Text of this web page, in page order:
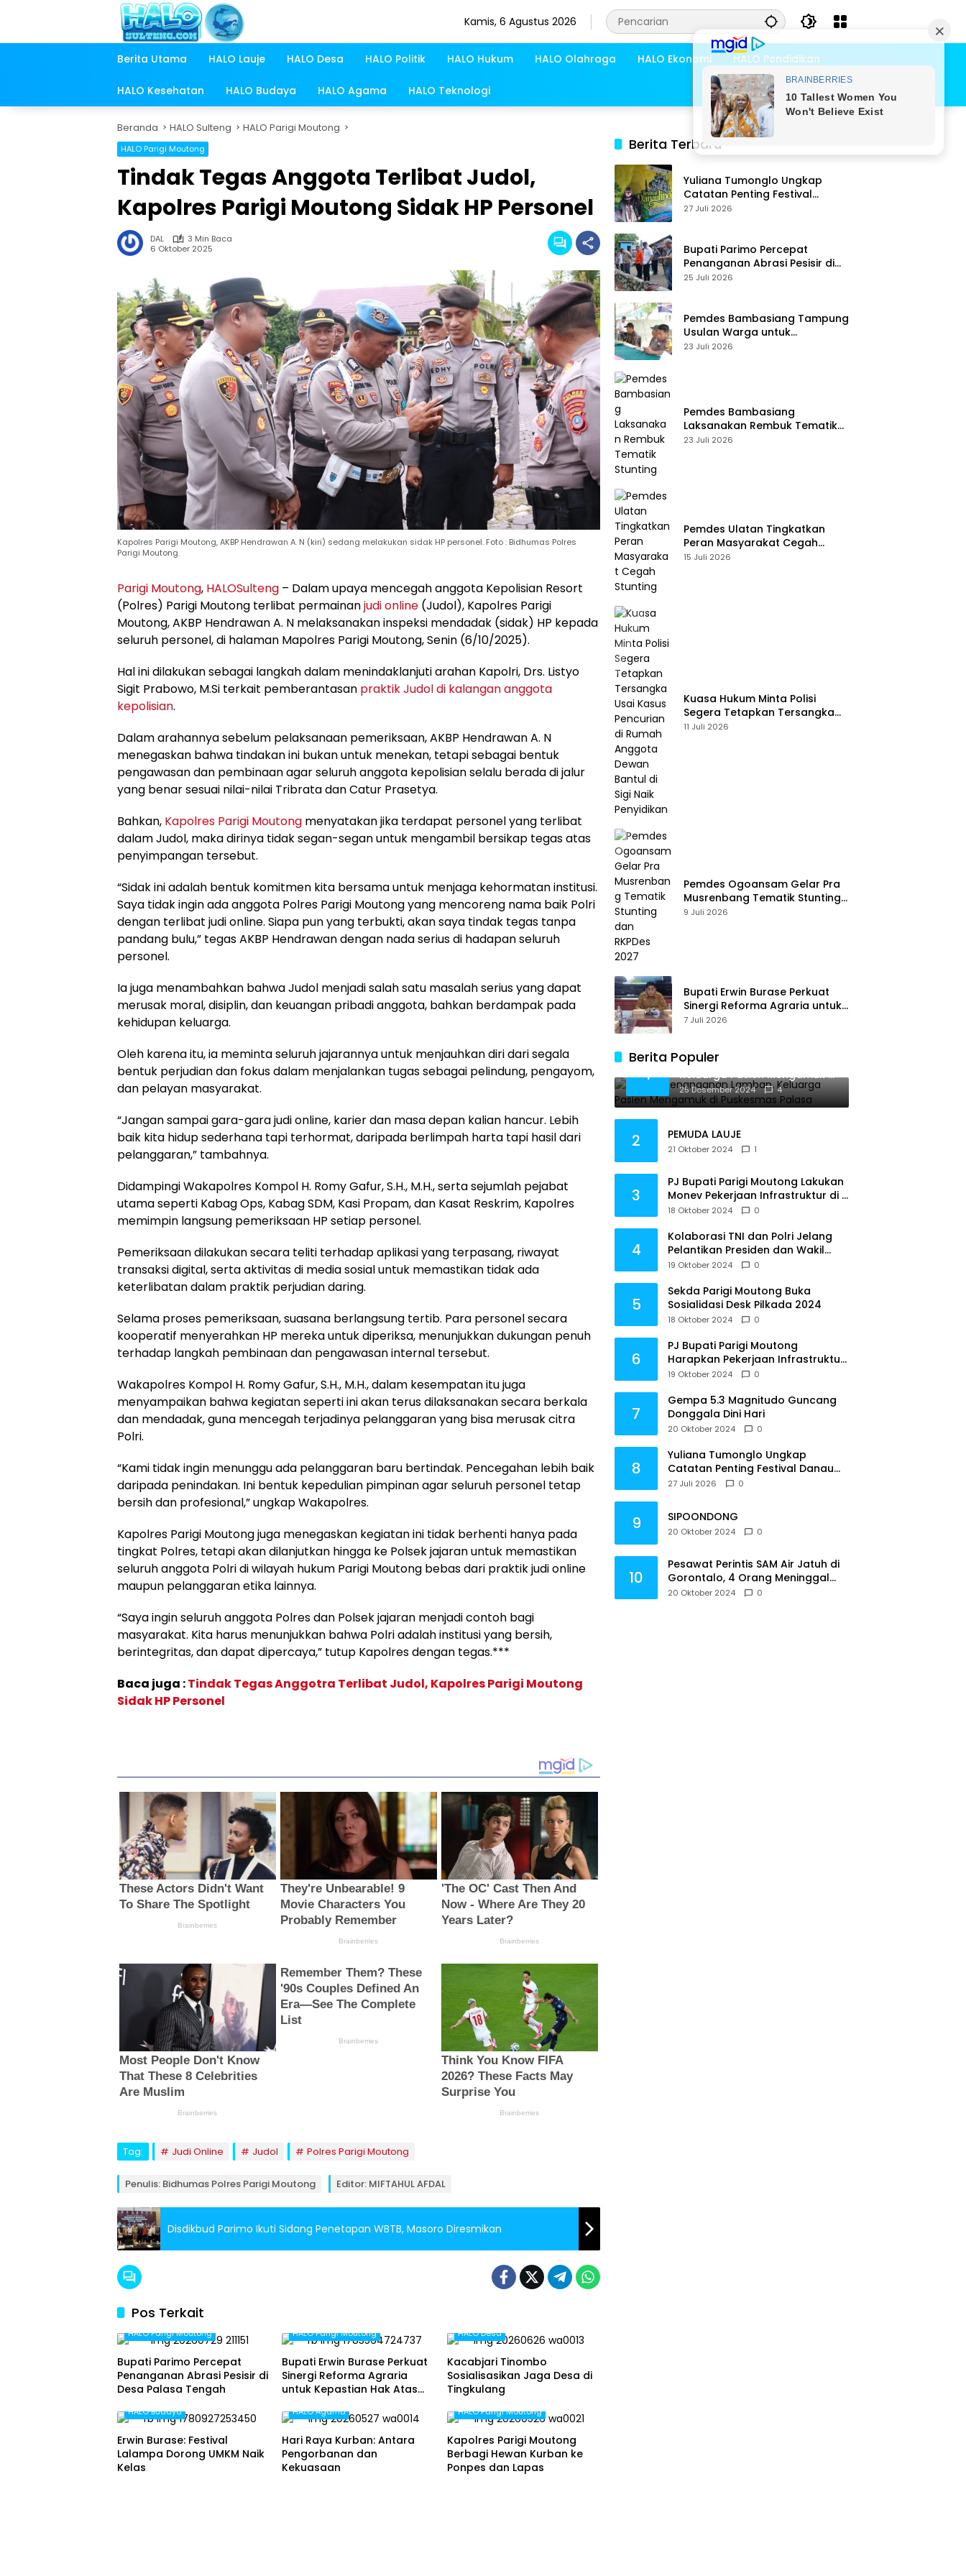
Kamis, 6 Agustus 2026
Berita Utama HALO Lauje HALO Desa HALO Politik HALO Hukum HALO Olahraga HALO Ekonomi HALO Pendidikan
HALO Kesehatan HALO Budaya HALO Agama HALO Teknologi
Beranda HALO Sulteng HALO Parigi Moutong
HALO Parigi Moutong
Tindak Tegas Anggota Terlibat Judol,
Kapolres Parigi Moutong Sidak HP Personel
DAL
3 Min Baca
6 Oktober 2025
Kapolres Parigi Moutong, AKBP Hendrawan A. N (kiri) sedang melakukan sidak HP personel. Foto : Bidhumas Polres
Parigi Moutong.
Parigi Moutong, HALOSulteng – Dalam upaya mencegah anggota Kepolisian Resort
(Polres) Parigi Moutong terlibat permainanjudi online (Judol), Kapolres Parigi
Moutong, AKBP Hendrawan A. N melaksanakan inspeksi mendadak (sidak) HP kepada
seluruh personel, di halaman Mapolres Parigi Moutong, Senin (6/10/2025).
Hal ini dilakukan sebagai langkah dalam menindaklanjuti arahan Kapolri, Drs. Listyo
Sigit Prabowo, M.Si terkait pemberantasan praktik Judol di kalangan anggota
kepolisian.
Dalam arahannya sebelum pelaksanaan pemeriksaan, AKBP Hendrawan A. N
menegaskan bahwa tindakan ini bukan untuk menekan, tetapi sebagai bentuk
pengawasan dan pembinaan agar seluruh anggota kepolisian selalu berada di jalur
yang benar sesuai nilai-nilai Tribrata dan Catur Prasetya.
Bahkan, Kapolres Parigi Moutong menyatakan jika terdapat personel yang terlibat
dalam Judol, maka dirinya tidak segan-segan untuk mengambil bersikap tegas atas
penyimpangan tersebut.
“Sidak ini adalah bentuk komitmen kita bersama untuk menjaga kehormatan institusi.
Saya tidak ingin ada anggota Polres Parigi Moutong yang mencoreng nama baik Polri
dengan terlibat judi online. Siapa pun yang terbukti, akan saya tindak tegas tanpa
pandang bulu,” tegas AKBP Hendrawan dengan nada serius di hadapan seluruh
personel.
Ia juga menambahkan bahwa Judol menjadi salah satu masalah serius yang dapat
merusak moral, disiplin, dan keuangan pribadi anggota, bahkan berdampak pada
kehidupan keluarga.
Oleh karena itu, ia meminta seluruh jajarannya untuk menjauhkan diri dari segala
bentuk perjudian dan fokus dalam menjalankan tugas sebagai pelindung, pengayom,
dan pelayan masyarakat.
“Jangan sampai gara-gara judi online, karier dan masa depan kalian hancur. Lebih
baik kita hidup sederhana tapi terhormat, daripada berlimpah harta tapi hasil dari
pelanggaran,” tambahnya.
Didampingi Wakapolres Kompol H. Romy Gafur, S.H., M.H., serta sejumlah pejabat
utama seperti Kabag Ops, Kabag SDM, Kasi Propam, dan Kasat Reskrim, Kapolres
memimpin langsung pemeriksaan HP setiap personel.
Pemeriksaan dilakukan secara teliti terhadap aplikasi yang terpasang, riwayat
transaksi digital, serta aktivitas di media sosial untuk memastikan tidak ada
keterlibatan dalam praktik perjudian daring.
Selama proses pemeriksaan, suasana berlangsung tertib. Para personel secara
kooperatif menyerahkan HP mereka untuk diperiksa, menunjukkan dukungan penuh
terhadap langkah pembinaan dan pengawasan internal tersebut.
Wakapolres Kompol H. Romy Gafur, S.H., M.H., dalam kesempatan itu juga
menyampaikan bahwa kegiatan seperti ini akan terus dilaksanakan secara berkala
dan mendadak, guna mencegah terjadinya pelanggaran yang bisa merusak citra
Polri.
“Kami tidak ingin menunggu ada pelanggaran baru bertindak. Pencegahan lebih baik
daripada penindakan. Ini bentuk kepedulian pimpinan agar seluruh personel tetap
bersih dan profesional,” ungkap Wakapolres.
Kapolres Parigi Moutong juga menegaskan kegiatan ini tidak berhenti hanya pada
tingkat Polres, tetapi akan dilanjutkan hingga ke Polsek jajaran untuk memastikan
seluruh anggota Polri di wilayah hukum Parigi Moutong bebas dari praktik judi online
maupun pelanggaran etika lainnya.
“Saya ingin seluruh anggota Polres dan Polsek jajaran menjadi contoh bagi
masyarakat. Kita harus menunjukkan bahwa Polri adalah institusi yang bersih,
berintegritas, dan dapat dipercaya,” tutup Kapolres dengan tegas.***
Baca juga :Tindak Tegas Anggotra Terlibat Judol, Kapolres Parigi Moutong
Sidak HP Personel
Tag: Judi Online Judol Polres Parigi Moutong
Penulis: Bidhumas Polres Parigi Moutong Editor: MIFTAHUL AFDAL
Disdikbud Parimo Ikuti Sidang Penetapan WBTB, Masoro Diresmikan
Pos Terkait
HALO Parigi Moutong
Bupati Parimo Percepat
Penanganan Abrasi Pesisir di
Desa Palasa Tengah
HALO Parigi Moutong
Bupati Erwin Burase Perkuat
Sinergi Reforma Agraria
untuk Kepastian Hak Atas
HALO Desa
Kacabjari Tinombo
Sosialisasikan Jaga Desa di
Tingkulang
HALO Budaya
Erwin Burase: Festival
Lalampa Dorong UMKM Naik
Kelas
HALO Agama
Hari Raya Kurban: Antara
Pengorbanan dan
Kekuasaan
HALO Parigi Moutong
Kapolres Parigi Moutong
Berbagi Hewan Kurban ke
Ponpes dan Lapas
Berita Terbaru
Yuliana Tumonglo Ungkap
Catatan Penting Festival
Danau Lindu: Parkir hingga
27 Juli 2026
Bupati Parimo Percepat
Penanganan Abrasi Pesisir di
Desa Palasa Tengah
25 Juli 2026
Pemdes Bambasiang Tampung
Usulan Warga untuk
Penyusunan RKPDes 2027
23 Juli 2026
Pemdes Bambasiang
Laksanakan Rembuk Tematik
Stunting
23 Juli 2026
Pemdes Ulatan Tingkatkan
Peran Masyarakat Cegah
Stunting
15 Juli 2026
Kuasa Hukum Minta Polisi
Segera Tetapkan Tersangka
Usai Kasus Pencurian di Rumah
11 Juli 2026
Pemdes Ogoansam Gelar Pra
Musrenbang Tematik Stunting
dan RKPDes 2027
9 Juli 2026
Bupati Erwin Burase Perkuat
Sinergi Reforma Agraria untuk
Kepastian Hak Atas Tanah
7 Juli 2026
Berita Populer
1
Diduga Penanganan Lamban,
Keluarga Pasien Mengamuk di
Puskesmas Palasa
25 Desember 2024 4
2 PEMUDA LAUJE
21 Oktober 2024 1
3
PJ Bupati Parigi Moutong Lakukan
Monev Pekerjaan Infrastruktur di 3
Kecamatan
18 Oktober 2024 0
4
Kolaborasi TNI dan Polri Jelang
Pelantikan Presiden dan Wakil
Presiden RI
19 Oktober 2024 0
5
Sekda Parigi Moutong Buka
Sosialidasi Desk Pilkada 2024
18 Oktober 2024 0
6
PJ Bupati Parigi Moutong
Harapkan Pekerjaan Infrastruktur
Tepat Waktu
19 Oktober 2024 0
7
Gempa 5.3 Magnitudo Guncang
Donggala Dini Hari
20 Oktober 2024 0
8
Yuliana Tumonglo Ungkap
Catatan Penting Festival Danau
Lindu: Parkir hingga Toilet Harus
27 Juli 2026 0
9 SIPOONDONG
20 Oktober 2024 0
10
Pesawat Perintis SAM Air Jatuh di
Gorontalo, 4 Orang Meninggal
Dunia
20 Oktober 2024 0